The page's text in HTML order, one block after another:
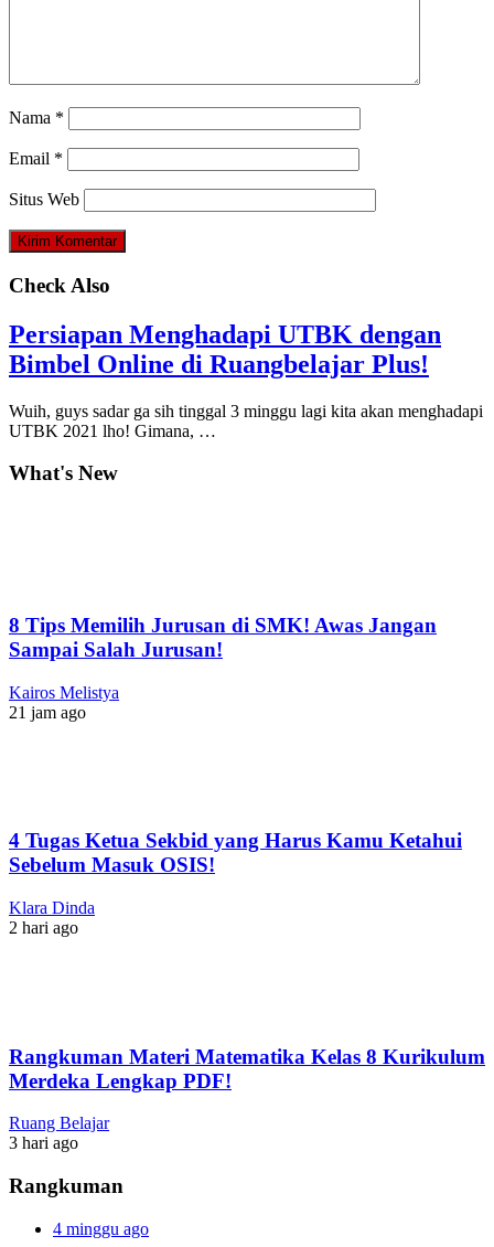
Nama *
Email *
Situs Web
Check Also
Persiapan Menghadapi UTBK dengan
Bimbel Online di Ruangbelajar Plus!
Wuih, guys sadar ga sih tinggal 3 minggu lagi kita akan menghadapi
UTBK 2021 lho! Gimana, …
What's New
8 Tips Memilih Jurusan di SMK! Awas Jangan
Sampai Salah Jurusan!
Kairos Melistya
21 jam ago
4 Tugas Ketua Sekbid yang Harus Kamu Ketahui
Sebelum Masuk OSIS!
Klara Dinda
2 hari ago
Rangkuman Materi Matematika Kelas 8 Kurikulum
Merdeka Lengkap PDF!
Ruang Belajar
3 hari ago
Rangkuman
4 minggu ago